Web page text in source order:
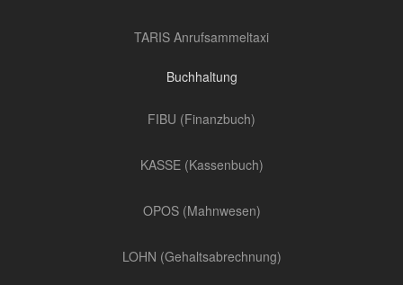
TARIS Anrufsammeltaxi
Buchhaltung
FIBU (Finanzbuch)
KASSE (Kassenbuch)
OPOS (Mahnwesen)
LOHN (Gehaltsabrechnung)